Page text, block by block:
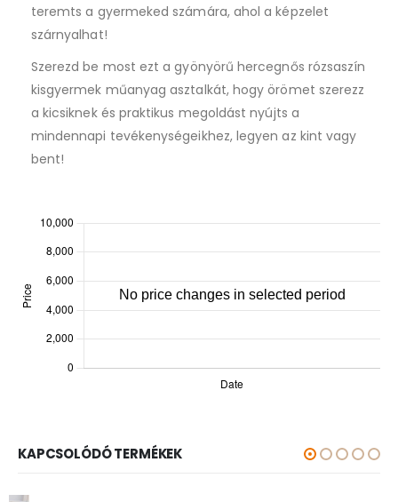
teremts a gyermeked számára, ahol a képzelet
szárnyalhat!
Szerezd be most ezt a gyönyörű hercegnős rózsaszín
kisgyermek műanyag asztalkát, hogy örömet szerezz
a kicsiknek és praktikus megoldást nyújts a
mindennapi tevékenységeikhez, legyen az kint vagy
bent!
KAPCSOLÓDÓ TERMÉKEK